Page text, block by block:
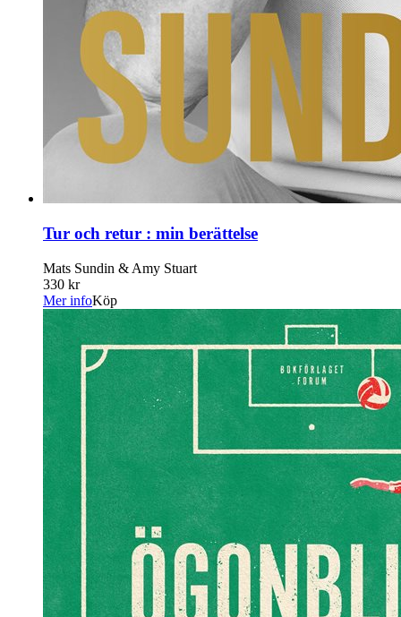
Tur och retur : min berättelse
Mats Sundin & Amy Stuart
330 kr
Mer infoKöp